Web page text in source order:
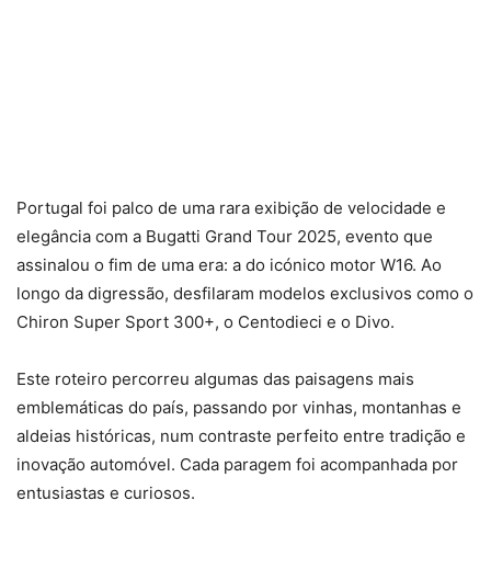
Portugal foi palco de uma rara exibição de velocidade e
elegância com a Bugatti Grand Tour 2025, evento que
assinalou o fim de uma era: a do icónico motor W16. Ao
longo da digressão, desfilaram modelos exclusivos como o
Chiron Super Sport 300+, o Centodieci e o Divo.
Este roteiro percorreu algumas das paisagens mais
emblemáticas do país, passando por vinhas, montanhas e
aldeias históricas, num contraste perfeito entre tradição e
inovação automóvel. Cada paragem foi acompanhada por
entusiastas e curiosos.